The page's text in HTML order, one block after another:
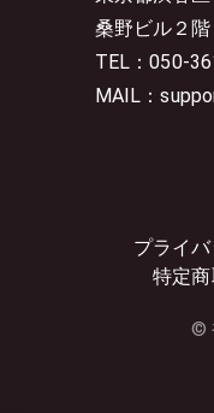
桑野ビル２階
TEL：050-
MAIL：
プライ
特定
©